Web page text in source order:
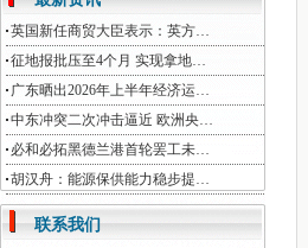
英国新任商贸大臣表示：英方…
征地报批压至4个月 实现拿地…
广东晒出2026年上半年经济运…
中东冲突二次冲击逼近 欧洲央…
必和必拓黑德兰港首轮罢工未…
胡汉舟：能源保供能力稳步提…
联系我们